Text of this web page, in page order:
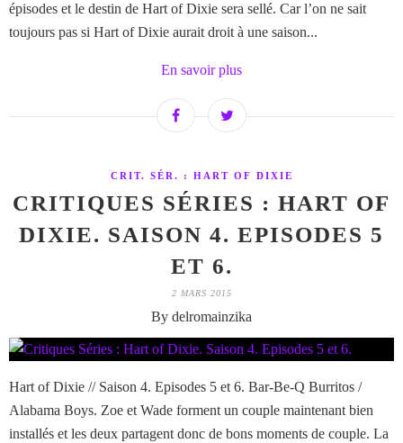
épisodes et le destin de Hart of Dixie sera sellé. Car l’on ne sait
toujours pas si Hart of Dixie aurait droit à une saison...
En savoir plus
CRIT. SÉR. : HART OF DIXIE
CRITIQUES SÉRIES : HART OF
DIXIE. SAISON 4. EPISODES 5
ET 6.
2 MARS 2015
By delromainzika
Hart of Dixie // Saison 4. Episodes 5 et 6. Bar-Be-Q Burritos /
Alabama Boys. Zoe et Wade forment un couple maintenant bien
installés et les deux partagent donc de bons moments de couple. La